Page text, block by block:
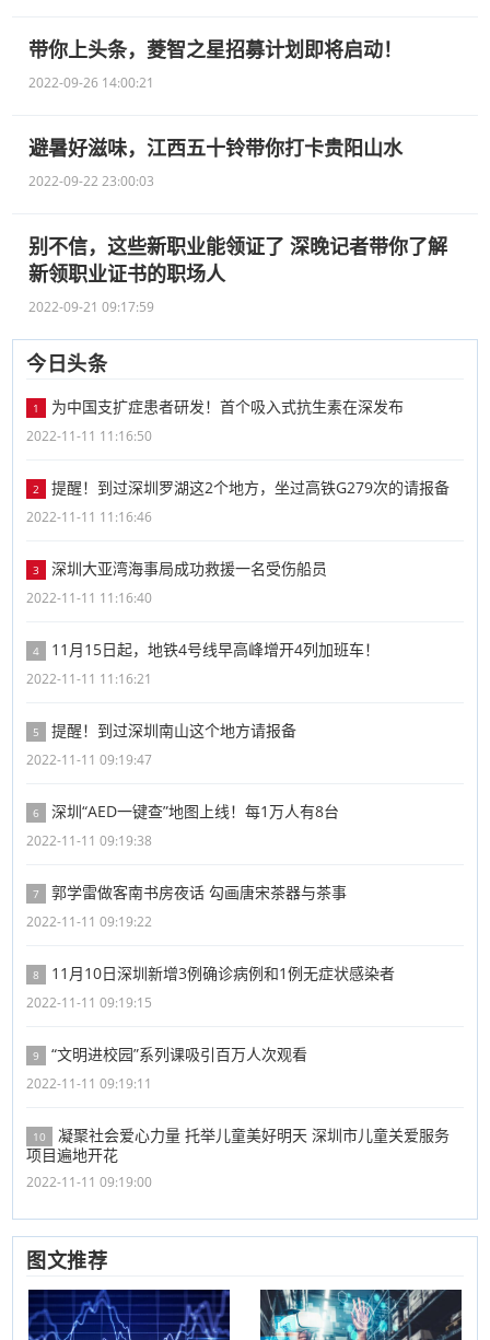
带你上头条，菱智之星招募计划即将启动！
2022-09-26 14:00:21
避暑好滋味，江西五十铃带你打卡贵阳山水
2022-09-22 23:00:03
别不信，这些新职业能领证了 深晚记者带你了解
新领职业证书的职场人
2022-09-21 09:17:59
今日头条
1 为中国支扩症患者研发！首个吸入式抗生素在深发布
2022-11-11 11:16:50
2 提醒！到过深圳罗湖这2个地方，坐过高铁G279次的请报备
2022-11-11 11:16:46
3 深圳大亚湾海事局成功救援一名受伤船员
2022-11-11 11:16:40
4 11月15日起，地铁4号线早高峰增开4列加班车！
2022-11-11 11:16:21
5 提醒！到过深圳南山这个地方请报备
2022-11-11 09:19:47
6 深圳“AED一键查”地图上线！每1万人有8台
2022-11-11 09:19:38
7 郭学雷做客南书房夜话 勾画唐宋茶器与茶事
2022-11-11 09:19:22
8 11月10日深圳新增3例确诊病例和1例无症状感染者
2022-11-11 09:19:15
9 “文明进校园”系列课吸引百万人次观看
2022-11-11 09:19:11
10
凝聚社会爱心力量 托举儿童美好明天 深圳市儿童关爱服务
项目遍地开花
2022-11-11 09:19:00
图文推荐